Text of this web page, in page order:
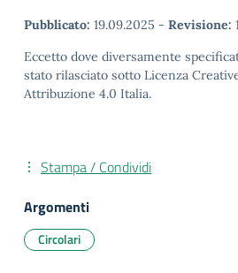
Pubblicato: 19.09.2025 - Revisione:
Eccetto dove diversamente
stato rilasciato sotto Licenza
Attribuzione 4.0 Italia.
Stampa / Condividi
Argomenti
Circolari